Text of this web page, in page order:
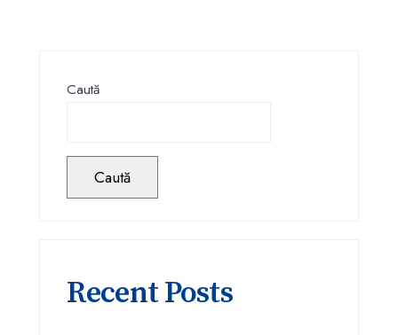
Caută
Caută
Recent Posts